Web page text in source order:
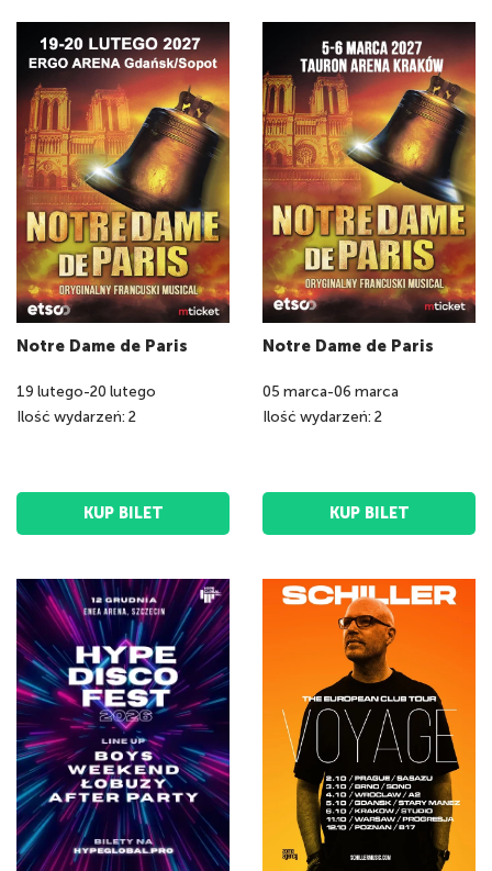
Notre Dame de Paris
19 lutego-20 lutego
Ilość wydarzeń: 2
KUP BILET
Notre Dame de Paris
05 marca-06 marca
Ilość wydarzeń: 2
KUP BILET